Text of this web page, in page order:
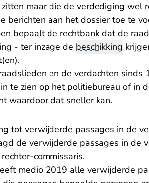
maar die de verdediging wel
berichten aan het dossier toe te
bepaalt de rechtbank dat de
- ter inzage de beschikking
en de verdachten sinds
te zien op het politiebureau of in
waardoor dat sneller kan.
tot verwijderde passages in de
de verwijderde passages in de
commissaris.
medio 2019 alle verwijderde